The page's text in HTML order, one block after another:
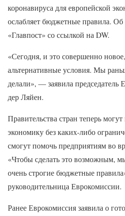
коронавируса для европейской
ослабляет бюджетные правила. Об
«Главпост» со ссылкой на DW.
«Сегодня, и это совершенно
альтернативные условия. Мы
делали», — заявила председатель
дер Ляйен.
Правительства стран теперь
экономику без каких-либо
смогут помочь предприятиям во
«Чтобы сделать это возможным,
очень строгие бюджетные
руководительница Еврокомиссии.
Ранее Еврокомиссия заявила о